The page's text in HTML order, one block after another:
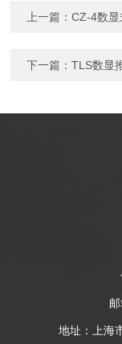
上一篇：CZ-4数
下一篇：TLS数显
地址：上海